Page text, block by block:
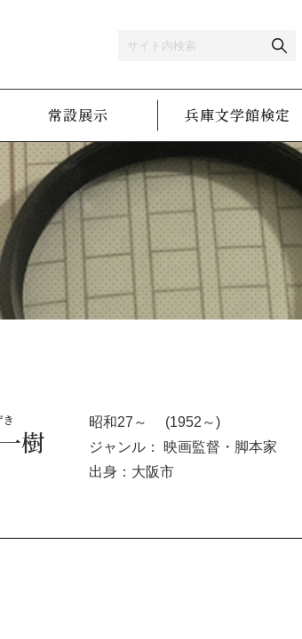
常設展示 兵庫文学館検定
樹
昭和27～ (1952～)
ジャンル： 映画監督・脚本家
出身：大阪市